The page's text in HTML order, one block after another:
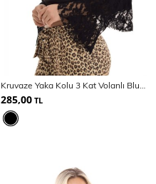
Yağmurluk
Kruvaze Yaka Kolu 3 Kat Volanlı Bluz | Blz14987
285,00 TL